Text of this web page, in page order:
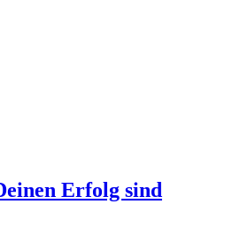
Erfolg sind